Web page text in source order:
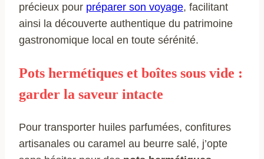
précieux pour préparer son voyage, facilitant
ainsi la découverte authentique du patrimoine
gastronomique local en toute sérénité.
Pots hermétiques et boîtes sous vide :
garder la saveur intacte
Pour transporter huiles parfumées, confitures
artisanales ou caramel au beurre salé, j’opte